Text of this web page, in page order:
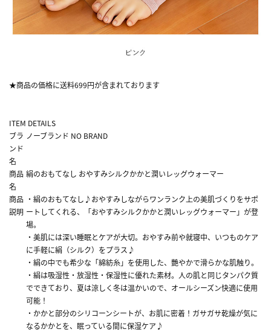
★商品の価格に送料699円が含まれております
ITEM DETAILS
ブラ
ンド
名
ノーブランド NO BRAND
商品
名
絹のおもてなし おやすみシルクかかと潤いレッグウォーマー
商品
説明
・絹のおもてなし♪おやすみしながらワンランク上の美肌づくりをサポ
ートしてくれる、「おやすみシルクかかと潤いレッグウォーマー」が登
場。
・美肌には深い睡眠とケアが大切。おやすみ前や就寝中、いつものケア
に手軽に絹（シルク）をプラス♪
・絹の中でも希少な「綿紡糸」を使用した、艷やかで滑らかな肌触り。
・絹は吸湿性・放湿性・保湿性に優れた素材。人の肌と同じタンパク質
でできており、夏は涼しく冬は温かいので、オールシーズン快適に使用
可能！
・かかと部分のシリコーンシートが、お肌に密着！ガサガサ乾燥が気に
なるかかとを、眠っている間に保湿ケア♪